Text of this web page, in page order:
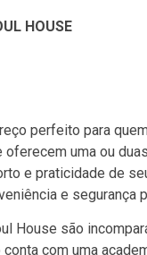
HOUSE
perfeito para
oferecem uma ou
e praticidade de
e segurança
House são
com uma